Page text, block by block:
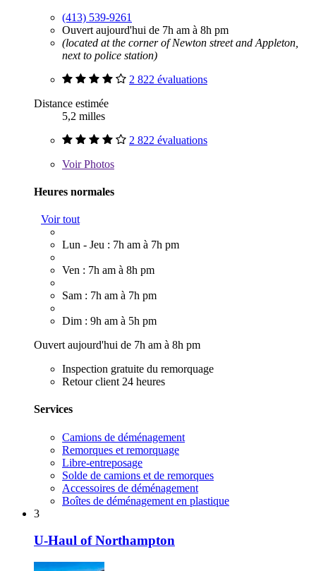
(413) 539-9261
Ouvert aujourd'hui de 7h am à 8h pm
(located at the corner of Newton street and Appleton,
next to police station)
2 822 évaluations
Distance estimée
5,2 milles
2 822 évaluations
VoirPhotos
Heures normales
Voir tout
Lun - Jeu : 7h am à 7h pm
Ven : 7h am à 8h pm
Sam : 7h am à 7h pm
Dim : 9h am à 5h pm
Ouvert aujourd'hui de 7h am à 8h pm
Inspection gratuite du remorquage
Retour client 24 heures
Services
Camions de déménagement
Remorques et remorquage
Libre-entreposage
Solde de camions et de remorques
Accessoires de déménagement
Boîtes de déménagement en plastique
3
U-Haul of Northampton